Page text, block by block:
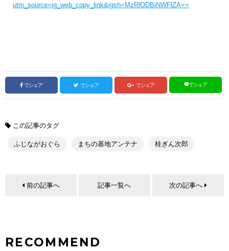
utm_source=ig_web_copy_link&igsh=MzRlODBiNWFlZA==
でシェア でシェア でシェア でシェア
この記事のタグ
ふじながおぐら まちの基地アンテナ 桂ぎん次郎
前の記事へ 記事一覧へ 次の記事へ
RECOMMEND